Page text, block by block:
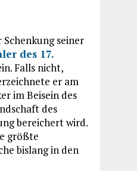
seiner
des 17.
Falls nicht,
er am
im Beisein des
des
bereichert wird.
größte
bislang in den